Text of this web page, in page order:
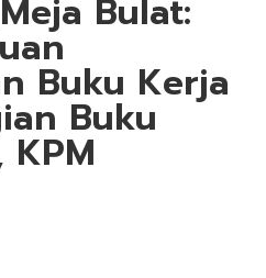
Bulat:
Buku Kerja
Buku
KPM